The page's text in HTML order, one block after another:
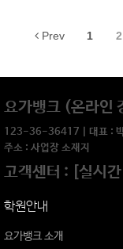
Prev 1 2
요가뱅크 (온라인
123-36-36417 | 대표 :
주소 : 사업장 소재지
고객센터 : [실시
학원안내
요가뱅크 소개